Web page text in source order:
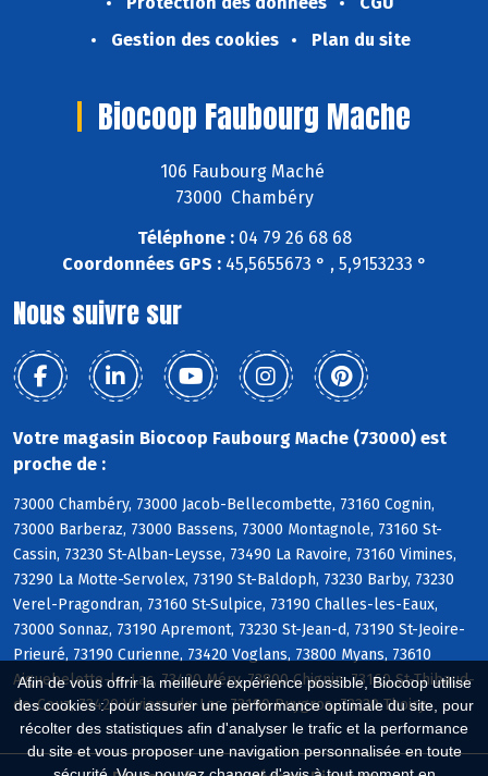
Afin de vous offrir la meilleure expérience possible, Biocoop utilise
des cookies : pour assurer une performance optimale du site, pour
récolter des statistiques afin d'analyser le trafic et la performance
du site et vous proposer une navigation personnalisée en toute
Gestion des cookies
Plan du site
Biocoop Faubourg Mache
106 Faubourg Maché
73000 Chambéry
Téléphone :04 79 26 68 68
Coordonnées GPS :45,5655673 ° , 5,9153233 °
Nous suivre sur
Votre magasin Biocoop Faubourg Mache (73000) est
proche de :
73000 Chambéry, 73000 Jacob-Bellecombette, 73160 Cognin,
73000 Barberaz, 73000 Bassens, 73000 Montagnole, 73160 St-
Cassin, 73230 St-Alban-Leysse, 73490 La Ravoire, 73160 Vimines,
73290 La Motte-Servolex, 73190 St-Baldoph, 73230 Barby, 73230
Verel-Pragondran, 73160 St-Sulpice, 73190 Challes-les-Eaux,
73000 Sonnaz, 73190 Apremont, 73230 St-Jean-d, 73190 St-Jeoire-
Prieuré, 73190 Curienne, 73420 Voglans, 73800 Myans, 73610
Aiguebelette-le-Lac, 73420 Méry, 73800 Chignin, 73160 St-Thibaud-
de-Couz, 73420 Viviers-du-Lac, 73190 Puygros, 73230 Thoiry